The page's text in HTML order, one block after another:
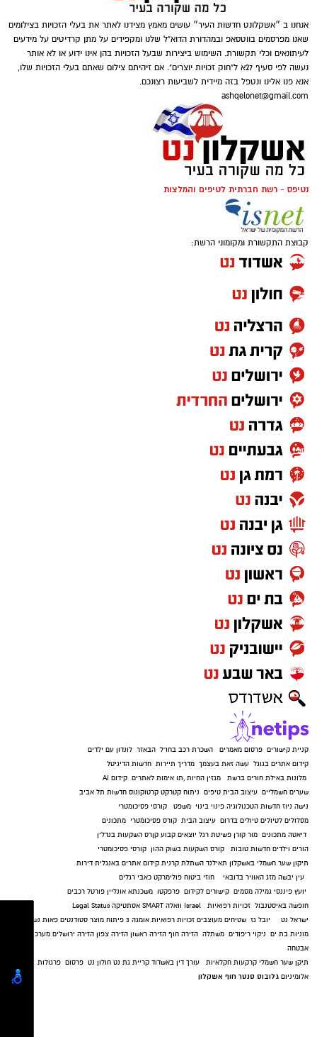
אנחנו ב ״אשקלונט חדשות העיר״ עושים מאמץ מצידנו לאתר את בעלי הזכויות בצילומים
שאנו מפרסמים בווטסאפ ובמהדורת הדוא"ל שלנו ומקפידים על מתן קרדיטים על מידעים
לעיתונאים וכלי תקשורת. השימוש ביצירות שבעל הזכויות בהן אינו ידוע או לא אותר
נעשה לפי סעיף 27א ל"חוק זכויות יוצרים". אם זיהיתם צילום שאתם בעלי הזכויות שלו,
אנא פנו אלינו ונטפל בזה מיידית לשביעות רצונכם.
ashqelonet@gmail.com
נטיפס - רשת חברתית לטיפים והמלצות
קבוצת התקשורת ומקומוני הרשת:
קניית קישורים פרסום מאמרים השכרת רכב בחו"ל הבאזר לונדון עם ילדים
קידום אתרים בגוגל עשה זאת בעצמך מדריך תיירות חדשות הדיגיטל
מלונות באילת חורים ברשת מגזין החיות ,תו אימות לאתרים קידום AI
שערים חשמליים עיצוב הבית טיפים ניתוח קטרקט קרטוקונוס חדשות תל אביב
נישה ניוז חדשות הטכנולוגיה פינוי בינוי משפט
קורסי פסיכומטרי
מסלולים לטיולים טיולים בדרום עיצוב הבית קורס פסיכומטרי מתכונים
דיאטה מתכונים מור קורן פשיטת רגל יוצאים קבוע קןרס השקעות בנדל"ן
הורים וילדים חדשות טובות קורס השקעות בשוק ההון קורסי פסיכומטרי
תיקון שער חשמלי באשקלון תאילנד השתלת קרנית קידום אתרים באנגלית דירות
עין יבשה מזג האוויר בדובאי חוזי ביטוח פולימרקט כאבי רגלים
יועץ פיננסי גמילה מסמים קישורים לקידום פרפקטו משכנתא אונליין פורטל רכבים
חופשה באיסטנבול זכויות רפואיות Israel וואלה SMART אסתטיקה Legal Status
ישראל נט
יובל גז שטיחים מעוצבים זכויות רפואיות אומגה 3 פיתוח מוצר סטודנטים פאות נשים
מוניות בת ים ניקוי ריפודים משתלה הזירה חוף הזירה ראשון הזירה צפון הזירה ירושלים מערכות
אבטחה
תיקן שער חשמלי קרקעות חקלאיות עורך דין באשדוד קריית גת נט חולון נט פרסום פרגולות
אלומיניום גלובוס סנטר חוף אשקלון